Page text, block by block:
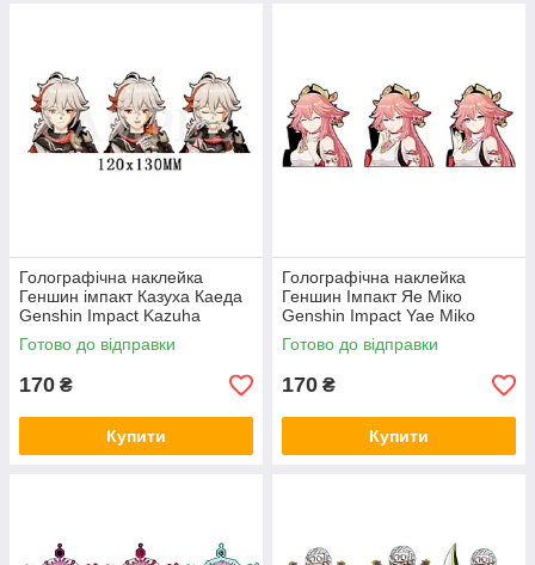
Голографічна наклейка
Геншин імпакт Казуха Каеда
Genshin Impact Kazuha
Kaeda 120x130 мм
Готово до відправки
170 ₴
Купити
Голографічна наклейка
Геншин Імпакт Яе Міко
Genshin Impact Yae Miko
109x130 мм
Готово до відправки
170 ₴
Купити